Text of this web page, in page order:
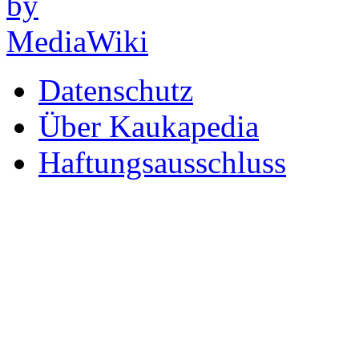
Datenschutz
Über Kaukapedia
Haftungsausschluss